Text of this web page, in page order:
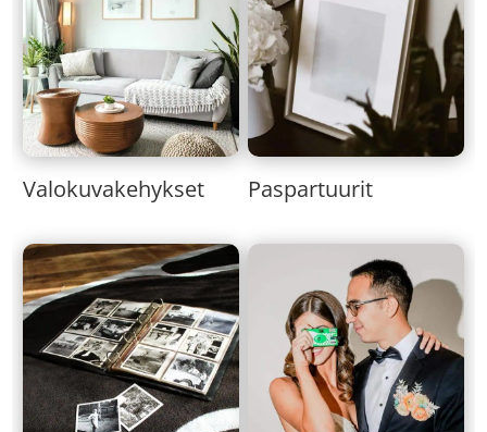
Valokuvakehykset Paspartuurit